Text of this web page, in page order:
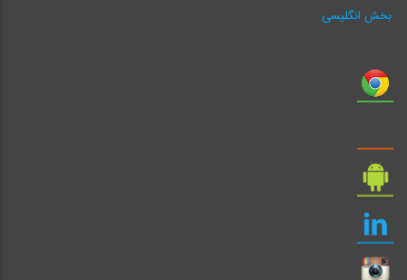
بخش انگلیسی